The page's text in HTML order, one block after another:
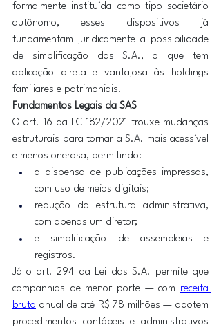
formalmente instituída como tipo societário
autônomo, esses dispositivos já
fundamentam juridicamente a possibilidade
de simplificação das S.A., o que tem
aplicação direta e vantajosa às holdings
familiares e patrimoniais.
Fundamentos Legais da SAS
O art. 16 da LC 182/2021 trouxe mudanças
estruturais para tornar a S.A. mais acessível
e menos onerosa, permitindo:
a dispensa de publicações impressas,
com uso de meios digitais;
redução da estrutura administrativa,
com apenas um diretor;
e simplificação de assembleias e
registros.
Já o art. 294 da Lei das S.A. permite que
companhias de menor porte — com receita
bruta anual de até R$ 78 milhões — adotem
procedimentos contábeis e administrativos